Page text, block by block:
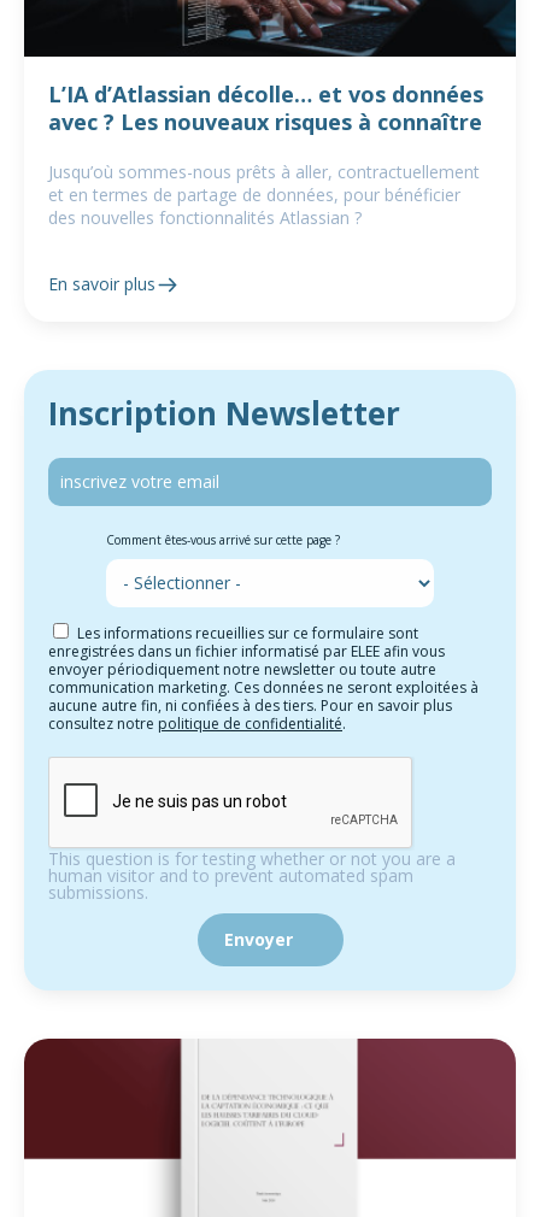
Inscription Newsletter
Comment êtes-vous arrivé sur cette page ?
Les informations recueillies sur ce formulaire sont
enregistrées dans un fichier informatisé par ELEE afin vous
envoyer périodiquement notre newsletter ou toute autre
communication marketing. Ces données ne seront exploitées à
aucune autre fin, ni confiées à des tiers. Pour en savoir plus
consultez notre politique de confidentialité.
This question is for testing whether or not you are a
human visitor and to prevent automated spam
submissions.
L’IA d’Atlassian décolle… et vos données
avec ? Les nouveaux risques à connaître
Jusqu’où sommes-nous prêts à aller, contractuellement
et en termes de partage de données, pour bénéficier
des nouvelles fonctionnalités Atlassian ?
En savoir plus